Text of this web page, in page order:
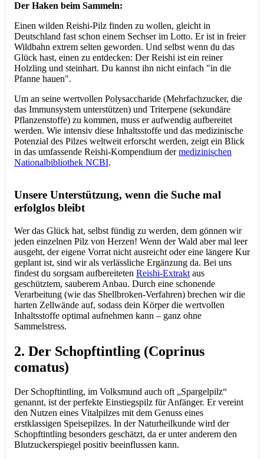
Der Haken beim Sammeln:
Einen wilden Reishi-Pilz finden zu wollen, gleicht in
Deutschland fast schon einem Sechser im Lotto. Er ist in freier
Wildbahn extrem selten geworden. Und selbst wenn du das
Glück hast, einen zu entdecken: Der Reishi ist ein reiner
Holzling und steinhart. Du kannst ihn nicht einfach "in die
Pfanne hauen".
Um an seine wertvollen Polysaccharide (Mehrfachzucker, die
das Immunsystem unterstützen) und Triterpene (sekundäre
Pflanzenstoffe) zu kommen, muss er aufwendig aufbereitet
werden. Wie intensiv diese Inhaltsstoffe und das medizinische
Potenzial des Pilzes weltweit erforscht werden, zeigt ein Blick
in das umfassende Reishi-Kompendium dermedizinischen
Nationalbibliothek NCBI.
Unsere Unterstützung, wenn die Suche mal
erfolglos bleibt
Wer das Glück hat, selbst fündig zu werden, dem gönnen wir
jeden einzelnen Pilz von Herzen! Wenn der Wald aber mal leer
ausgeht, der eigene Vorrat nicht ausreicht oder eine längere Kur
geplant ist, sind wir als verlässliche Ergänzung da. Bei uns
findest du sorgsam aufbereiteten Reishi-Extrakt aus
geschütztem, sauberem Anbau. Durch eine schonende
Verarbeitung (wie das Shellbroken-Verfahren) brechen wir die
harten Zellwände auf, sodass dein Körper die wertvollen
Inhaltsstoffe optimal aufnehmen kann – ganz ohne
Sammelstress.
2. Der Schopftintling (Coprinus
comatus)
Der Schopftintling, im Volksmund auch oft „Spargelpilz“
genannt, ist der perfekte Einstiegspilz für Anfänger. Er vereint
den Nutzen eines Vitalpilzes mit dem Genuss eines
erstklassigen Speisepilzes. In der Naturheilkunde wird der
Schopftintling besonders geschätzt, da er unter anderem den
Blutzuckerspiegel positiv beeinflussen kann.